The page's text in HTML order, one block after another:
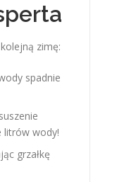
zimę:
spadnie
litrów wody!
grzałkę